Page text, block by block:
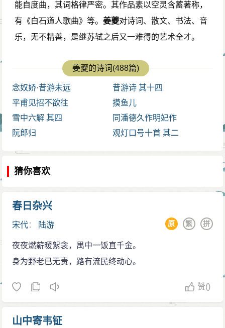
美》：“云似无心水似闲。”《和袭美新秋即事》：“心似孤
云任所之，世尘中更有谁知。”下句紧接无心写出：“太湖
西畔随云去。”燕雁随着淡淡白云，沿着太湖西畔悠悠飞
去。燕雁之远去，暗喻自己飘泊江湖之感。随云而无
心，则喻示自己纯任天然之意，宋陈郁《藏一话腴》
云：白石“襟期洒落，如晋宋间人。语到意工，不期于高
远而自高远。”范成大称其“翰墨人品，皆似晋宋之雅士。”
张羽《白石道人传》亦曰其“体貌轻盈，望之若神仙中
游卒岁的贵族，而白石一生布衣，又值南宋衰微之际，
家国恨、身世愁实非晋宋名士可比。故下文写出忧国伤
越，“天水合为一”（陆龟蒙《初入太湖》）。此词意境实
与天地同大也。“数峰清苦。商略黄昏雨。”商略一语，本
辛稼轩之“我见青山多妩媚，料青山，见我应如是”（《虞
美人》），又是不同的况味。
下片之境，乃词人俯仰今古之境。“第四桥边，拟共
能自度曲，其词格律严密。其作品素以空灵含蓄著称，
有《白石道人歌曲》等。姜夔对诗词、散文、书法、音
乐，无不精善，是继苏轼之后又一难得的艺术全才。
姜夔的诗词(488篇)
念奴娇·昔游未远
昔游诗 其十四
平甫见招不欲往
摸鱼儿
雪中六解 其四
同潘德久作明妃作
阮郎归
观灯口号十首 其二
猜你喜欢
春日杂兴
宋代： 陆游 拼
繁
原
夜夜燃薪暖絮衾，禺中一饭直千金。
身为野老已无责，路有流民终动心。
赞()
山中寄韦钲